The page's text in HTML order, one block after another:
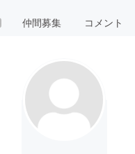
仲間募集 コメント